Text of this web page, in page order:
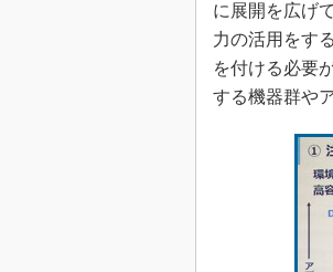
に展開を広げ
力の活用をす
を付ける必要
する機器群や